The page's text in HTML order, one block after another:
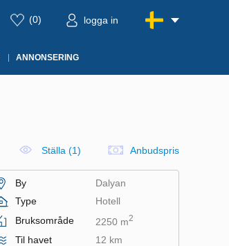
(0) logga in
ANNONSERING
Ställa (1) Anbudspris
By
Dalyan
Type
Hotell
Bruksområde
2250 m2
Til havet 12 km